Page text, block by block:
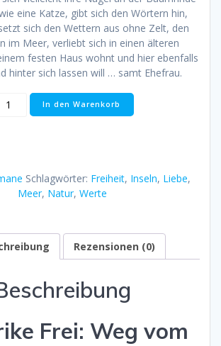
eine Katze, gibt sich den Wörtern hin,
sich den Wettern aus ohne Zelt, den
im Meer, verliebt sich in einen älteren
festen Haus wohnt und hier ebenfalls
hinter sich lassen will … samt Ehefrau.
Frederike
Menge
In den Warenkorb
Schlagwörter: Freiheit, Inseln, Liebe,
Meer, Natur, Werte
Rezensionen (0)
Frei: Weg vom